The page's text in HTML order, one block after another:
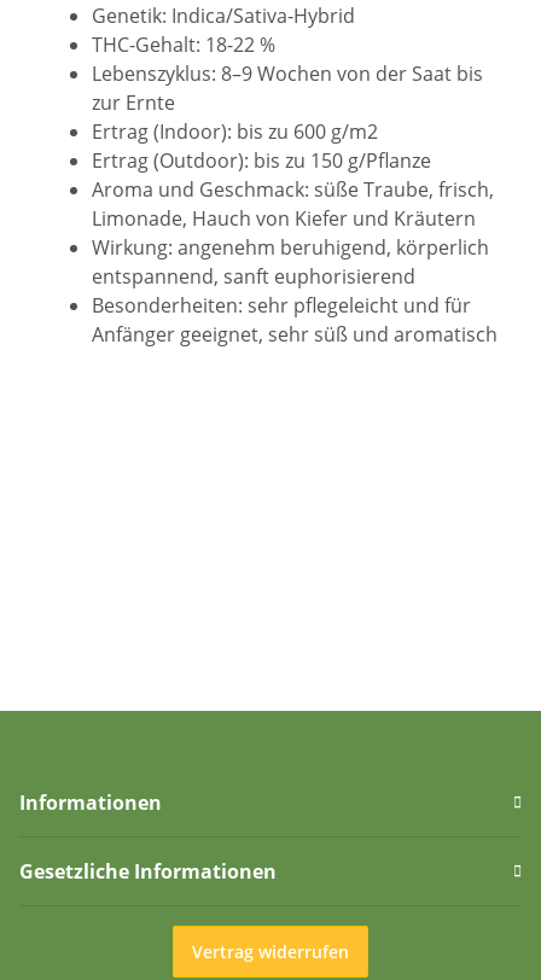
Genetik: Indica/Sativa-Hybrid
THC-Gehalt: 18-22 %
Lebenszyklus: 8–9 Wochen von der Saat bis
zur Ernte
Ertrag (Indoor): bis zu 600 g/m2
Ertrag (Outdoor): bis zu 150 g/Pflanze
Aroma und Geschmack: süße Traube, frisch,
Limonade, Hauch von Kiefer und Kräutern
Wirkung: angenehm beruhigend, körperlich
entspannend, sanft euphorisierend
Besonderheiten: sehr pflegeleicht und für
Anfänger geeignet, sehr süß und aromatisch
Informationen
Gesetzliche Informationen
Vertrag widerrufen